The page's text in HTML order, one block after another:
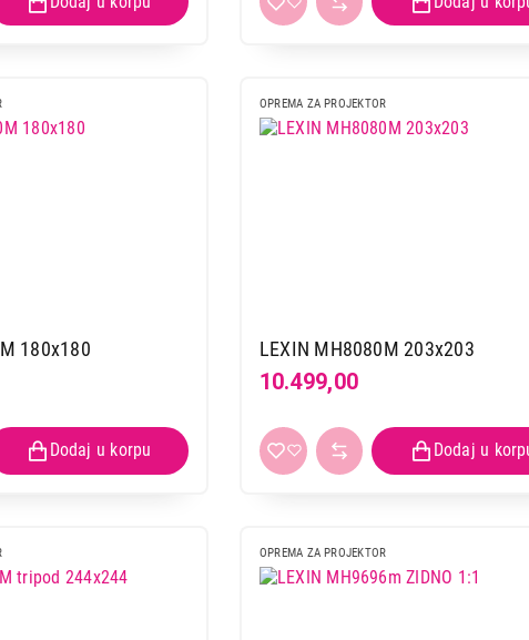
180x180
OPREMA ZA PROJEKTOR
LEXIN MH8080M 203x203
10.499,00
OPREMA ZA PROJEKTOR